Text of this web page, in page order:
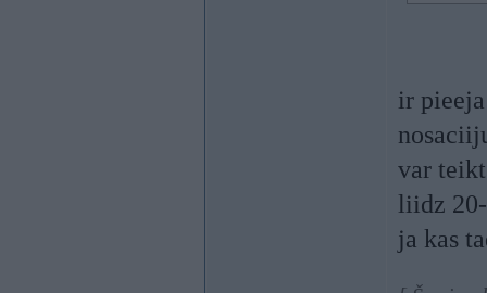
ir
var
liidz
ja kas